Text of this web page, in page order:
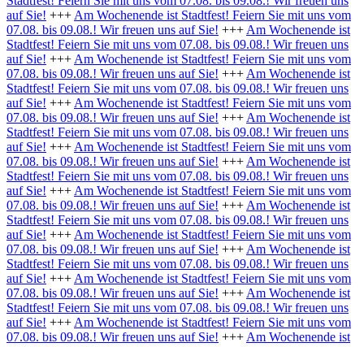
auf Sie! +++ Am Wochenende ist Stadtfest! Feiern Sie mit uns vom
07.08. bis 09.08.! Wir freuen uns auf Sie! +++ Am Wochenende ist
Stadtfest! Feiern Sie mit uns vom 07.08. bis 09.08.! Wir freuen uns
auf Sie! +++ Am Wochenende ist Stadtfest! Feiern Sie mit uns vom
07.08. bis 09.08.! Wir freuen uns auf Sie! +++ Am Wochenende ist
Stadtfest! Feiern Sie mit uns vom 07.08. bis 09.08.! Wir freuen uns
auf Sie! +++ Am Wochenende ist Stadtfest! Feiern Sie mit uns vom
07.08. bis 09.08.! Wir freuen uns auf Sie! +++ Am Wochenende ist
Stadtfest! Feiern Sie mit uns vom 07.08. bis 09.08.! Wir freuen uns
auf Sie! +++ Am Wochenende ist Stadtfest! Feiern Sie mit uns vom
07.08. bis 09.08.! Wir freuen uns auf Sie! +++ Am Wochenende ist
Stadtfest! Feiern Sie mit uns vom 07.08. bis 09.08.! Wir freuen uns
auf Sie! +++ Am Wochenende ist Stadtfest! Feiern Sie mit uns vom
07.08. bis 09.08.! Wir freuen uns auf Sie! +++ Am Wochenende ist
Stadtfest! Feiern Sie mit uns vom 07.08. bis 09.08.! Wir freuen uns
auf Sie! +++ Am Wochenende ist Stadtfest! Feiern Sie mit uns vom
07.08. bis 09.08.! Wir freuen uns auf Sie! +++ Am Wochenende ist
Stadtfest! Feiern Sie mit uns vom 07.08. bis 09.08.! Wir freuen uns
auf Sie! +++ Am Wochenende ist Stadtfest! Feiern Sie mit uns vom
07.08. bis 09.08.! Wir freuen uns auf Sie! +++ Am Wochenende ist
Stadtfest! Feiern Sie mit uns vom 07.08. bis 09.08.! Wir freuen uns
auf Sie! +++ Am Wochenende ist Stadtfest! Feiern Sie mit uns vom
07.08. bis 09.08.! Wir freuen uns auf Sie! +++ Am Wochenende ist